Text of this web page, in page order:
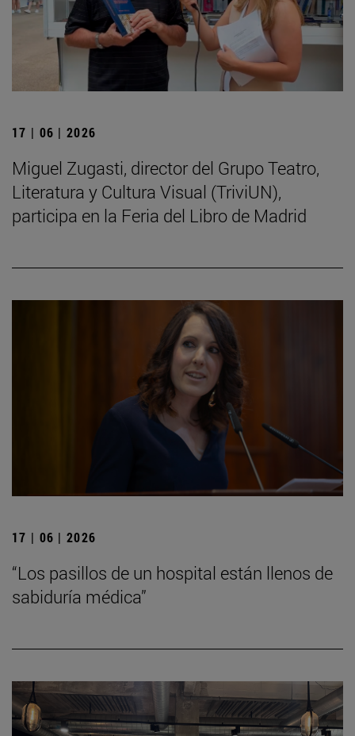
17 | 06 | 2026
Miguel Zugasti, director del Grupo Teatro,
Literatura y Cultura Visual (TriviUN),
participa en la Feria del Libro de Madrid
17 | 06 | 2026
“Los pasillos de un hospital están llenos de
sabiduría médica”